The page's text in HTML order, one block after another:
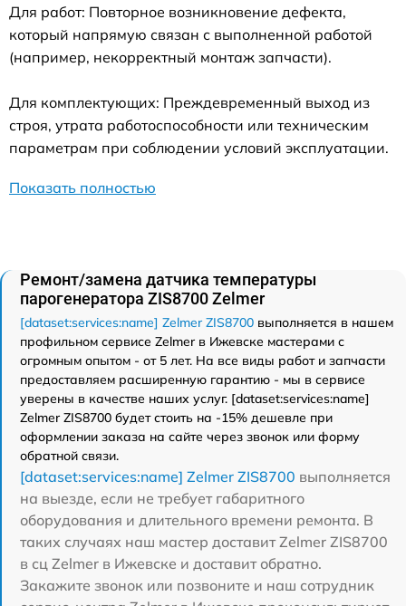
Для работ: Повторное возникновение дефекта,
который напрямую связан с выполненной работой
(например, некорректный монтаж запчасти).
Для комплектующих: Преждевременный выход из
строя, утрата работоспособности или техническим
параметрам при соблюдении условий эксплуатации.
Показать полностью
Ремонт/замена датчика температуры
парогенератора ZIS8700 Zelmer
[dataset:services:name] Zelmer ZIS8700 выполняется в нашем
профильном сервисе Zelmer в Ижевске мастерами с
огромным опытом - от 5 лет. На все виды работ и запчасти
предоставляем расширенную гарантию - мы в сервисе
уверены в качестве наших услуг. [dataset:services:name]
Zelmer ZIS8700 будет стоить на -15% дешевле при
оформлении заказа на сайте через звонок или форму
обратной связи.
[dataset:services:name] Zelmer ZIS8700 выполняется
на выезде, если не требует габаритного
оборудования и длительного времени ремонта. В
таких случаях наш мастер доставит Zelmer ZIS8700
в сц Zelmer в Ижевске и доставит обратно.
Закажите звонок или позвоните и наш сотрудник